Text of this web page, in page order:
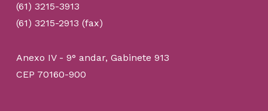
(61) 3215-3913
(61) 3215-2913 (fax)
Anexo IV - 9° andar, Gabinete 913
CEP 70160-900